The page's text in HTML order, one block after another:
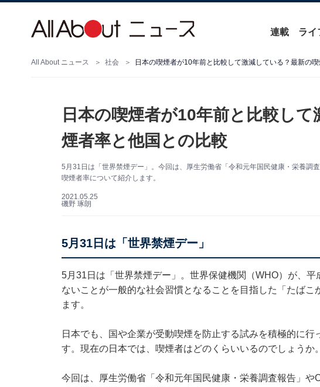
連載 ライ
All About ニュース 社会 日本の喫煙者が10年前と比較して激減している？最新の
日本の喫煙者が10年前と比較し
煙者率と他国との比較
5月31日は「世界禁煙デー」。今回は、厚生労働省「令和元年国民健康・栄養調
喫煙者率について紹介します。
2021.05.25
磯野 琢朗
5月31日は「世界禁煙デー」
5月31日は「世界禁煙デー」。世界保健機関（WHO）が、
ないことが一般的な社会習慣となることを目指した「たば
ます。
日本でも、国や企業が受動喫煙を防止する試みを積極的に行
す。現在の日本では、喫煙者はどのくらいいるのでしょうか。
今回は、厚生労働省「 令和元年国民健康・栄養調査報告」や